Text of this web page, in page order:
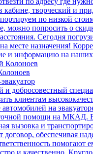
кабине, творческий и
по низкой
можно попросить о
Сегодня
месте назначения!
и информацию на наших
добросовестный
клиентам
автомобилей на
помощи на МКАД.
вызовка и
договор, обеспечивая
помогают
и качественно.